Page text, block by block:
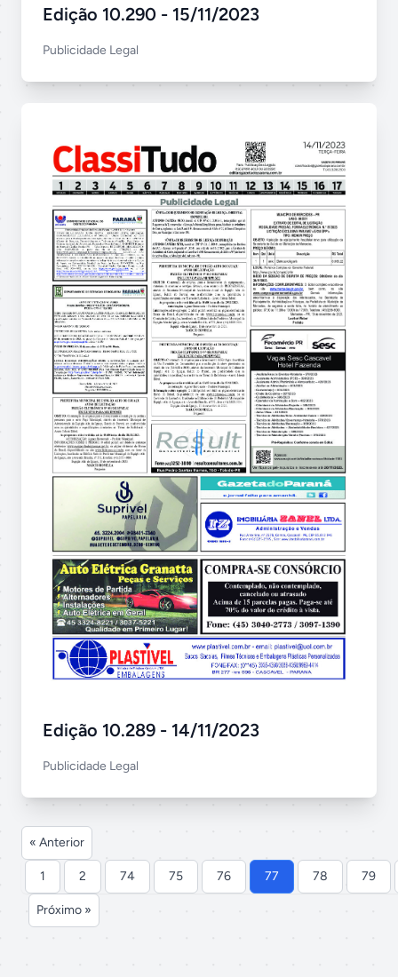
Edição 10.290 - 15/11/2023
Publicidade Legal
Edição 10.289 - 14/11/2023
Publicidade Legal
« Anterior
1 2 74 75 76 77 78 79
Próximo »